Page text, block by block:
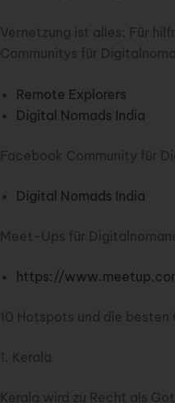
Vernetzung ist alles: Für
Communitys für
Remote Explorers
Digital Nomads India
Facebook Community für
Digital Nomads India
Meet-Ups für
https://
10 Hotspots und die
1. Kerala
Kerala wird zu Recht als